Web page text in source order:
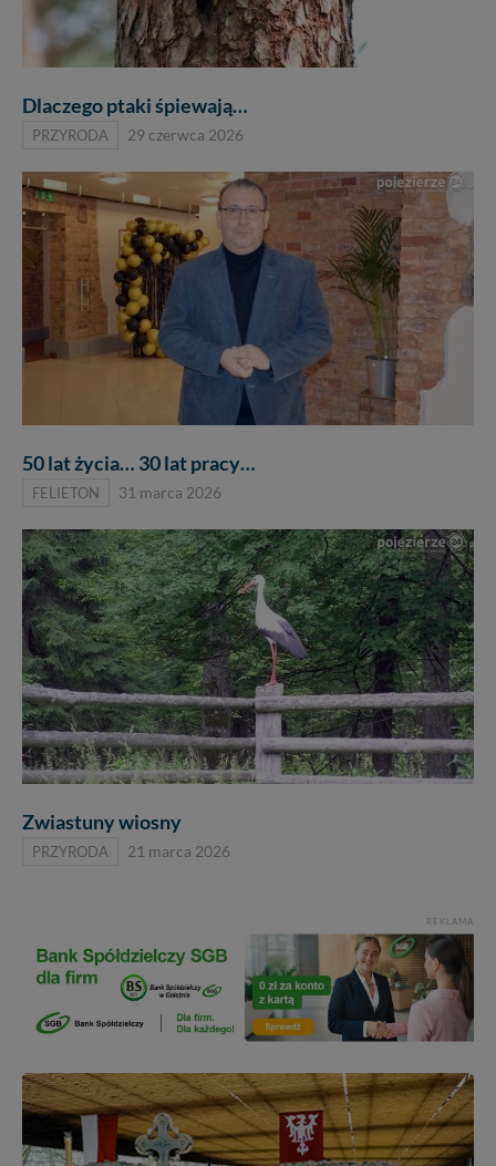
Dlaczego ptaki śpiewają…
PRZYRODA 29 czerwca 2026
50 lat życia… 30 lat pracy…
FELIETON 31 marca 2026
Zwiastuny wiosny
PRZYRODA 21 marca 2026
REKLAMA